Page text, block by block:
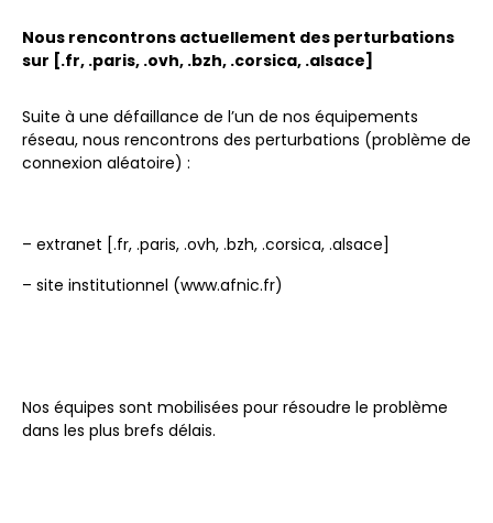
Nous rencontrons actuellement des perturbations
sur [.fr, .paris, .ovh, .bzh, .corsica, .alsace]
Suite à une défaillance de l’un de nos équipements
réseau, nous rencontrons des perturbations (problème de
connexion aléatoire) :
– extranet [.fr, .paris, .ovh, .bzh, .corsica, .alsace]
– site institutionnel (www.afnic.fr)
Nos équipes sont mobilisées pour résoudre le problème
dans les plus brefs délais.